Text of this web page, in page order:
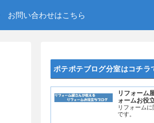
お問い合わせはこちら
ポテポテブログ分室はコチラ
リフォーム
ォームお役
リフォーム
です。